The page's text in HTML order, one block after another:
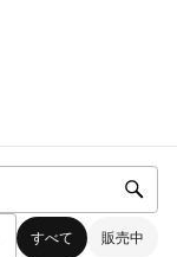
すべて 販売中